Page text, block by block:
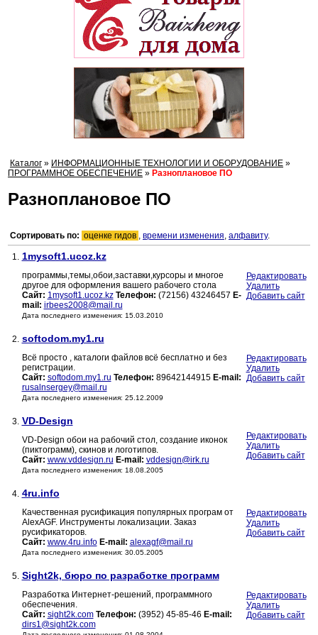
Каталог » ИНФОРМАЦИОННЫЕ ТЕХНОЛОГИИ И ОБОРУДОВАНИЕ »
ПРОГРАММНОЕ ОБЕСПЕЧЕНИЕ » Разноплановое ПО
Разноплановое ПО
Сортировать по: оценке гидов , времени изменения, алфавиту.
1. 1mysoft1.ucoz.kz
программы,темы,обои,заставки,курсоры и многое
другое для оформления вашего рабочего стола
Сайт: 1mysoft1.ucoz.kz Телефон: (72156) 43246457 E-
mail: irbees2008@mail.ru
Дата последнего изменения: 15.03.2010
Редактировать
Удалить
Добавить сайт
2. softodom.my1.ru
Всё просто , каталоги файлов всё бесплатно и без
регистрации.
Сайт: softodom.my1.ru Телефон: 89642144915 E-mail:
rusalnsergey@mail.ru
Дата последнего изменения: 25.12.2009
Редактировать
Удалить
Добавить сайт
3. VD-Design
VD-Design обои на рабочий стол, создание иконок
(пиктограмм), скинов и логотипов.
Сайт: www.vddesign.ru E-mail: vddesign@irk.ru
Дата последнего изменения: 18.08.2005
Редактировать
Удалить
Добавить сайт
4. 4ru.info
Качественная русификация популярных програм от
AlexAGF. Инструменты локализации. Заказ
русификаторов.
Сайт: www.4ru.info E-mail: alexagf@mail.ru
Дата последнего изменения: 30.05.2005
Редактировать
Удалить
Добавить сайт
5. Sight2k, бюро по разработке программ
Разработка Интернет-решений, программного
обеспечения.
Сайт: sight2k.com Телефон: (3952) 45-85-46 E-mail:
dirs1@sight2k.com
Редактировать
Удалить
Добавить сайт